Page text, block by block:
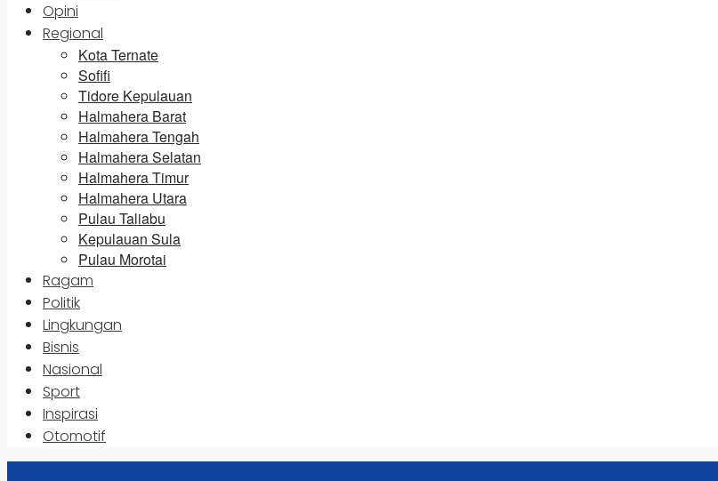
Opini
Regional
Kota Ternate
Sofifi
Tidore Kepulauan
Halmahera Barat
Halmahera Tengah
Halmahera Selatan
Halmahera Timur
Halmahera Utara
Pulau Taliabu
Kepulauan Sula
Pulau Morotai
Ragam
Politik
Lingkungan
Bisnis
Nasional
Sport
Inspirasi
Otomotif